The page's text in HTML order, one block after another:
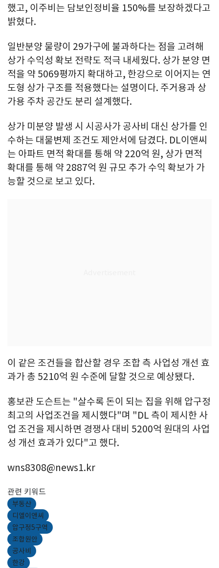
했고, 이주비는 담보인정비율 150%를 보장하겠다고
밝혔다.
일반분양 물량이 29가구에 불과하다는 점을 고려해
상가 수익성 확보 전략도 적극 내세웠다. 상가 분양 면
적을 약 5069평까지 확대하고, 한강으로 이어지는 연
도형 상가 구조를 적용했다는 설명이다. 주거용과 상
가용 주차 공간도 분리 설계했다.
상가 미분양 발생 시 시공사가 공사비 대신 상가를 인
수하는 대물변제 조건도 제안서에 담겼다. DL이앤씨
는 아파트 면적 확대를 통해 약 220억 원, 상가 면적
확대를 통해 약 2887억 원 규모 추가 수익 확보가 가
능할 것으로 보고 있다.
이 같은 조건들을 합산할 경우 조합 측 사업성 개선 효
과가 총 5210억 원 수준에 달할 것으로 예상됐다.
홍보관 도슨트는 "살수록 돈이 되는 집을 위해 압구정
최고의 사업조건을 제시했다"며 "DL 측이 제시한 사
업 조건을 제시하면 경쟁사 대비 5200억 원대의 사업
성 개선 효과가 있다"고 했다.
wns8308@news1.kr
관련 키워드
부동산
디엘이앤씨
압구정5구역
조합원안
공사비
한강